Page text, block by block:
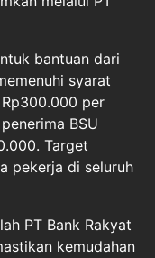
bantuan dari
syarat
per
BSU
Target
pekerja di seluruh
PT Bank Rakyat
kemudahan